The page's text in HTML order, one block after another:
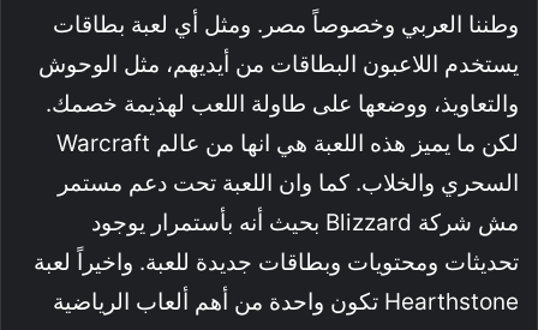
وطننا العربي وخصوصاً مصر. ومثل أي لعبة بطاقات
يستخدم اللاعبون البطاقات من أيديهم، مثل الوحوش
والتعاويذ، ووضعها على طاولة اللعب لهذيمة خصمك.
لكن ما يميز هذه اللعبة هي انها من عالم Warcraft
السحري والخلاب. كما وان اللعبة تحت دعم مستمر
مش شركة Blizzard بحيث أنه بأستمرار يوجود
تحديثات ومحتويات وبطاقات جديدة للعبة. واخيراً لعبة
Hearthstone تكون واحدة من أهم ألعاب الرياضية